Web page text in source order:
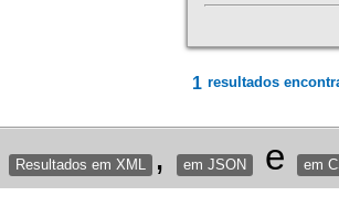
1 resultados
Resultados em XML , em JSON e em